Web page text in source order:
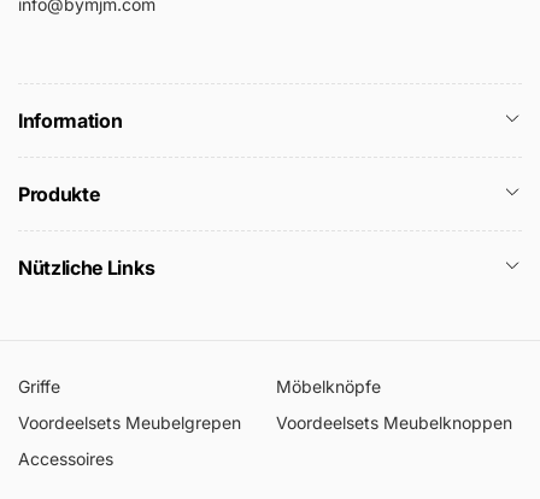
info@bymjm.com
Information
Produkte
Nützliche Links
Griffe
Möbelknöpfe
Voordeelsets Meubelgrepen
Voordeelsets Meubelknoppen
Accessoires